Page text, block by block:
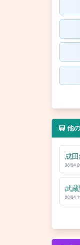
他
成
08/04
武
08/04